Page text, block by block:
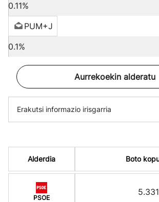
0.11%
PUM+J
0.1%
Aurrekoekin alderatu
Erakutsi informazio irisgarria
Alderdia
PSOE
Boto
5.331